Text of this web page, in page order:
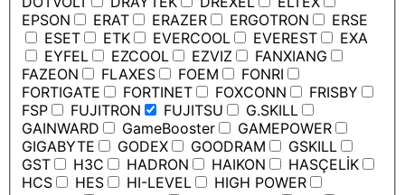
EPSON
ERAT ERAZER ERGOTRON
ERSE
ESET
ETK EVERCOOL EVEREST
EXA
EYFEL
EZCOOL EZVIZ
FANXIANG
FAZEON
FLAXES FOEM
FONRI
FORTIGATE
FORTINET FOXCONN
FRISBY
FSP
FUJITRON FUJITSU
G.SKILL
GAINWARD
GameBooster
GAMEPOWER
GIGABYTE
GODEX GOODRAM
GSKILL
GST
H3C HADRON HAIKON
HASÇELİK
HCS
HES HI-LEVEL
HIGH POWER